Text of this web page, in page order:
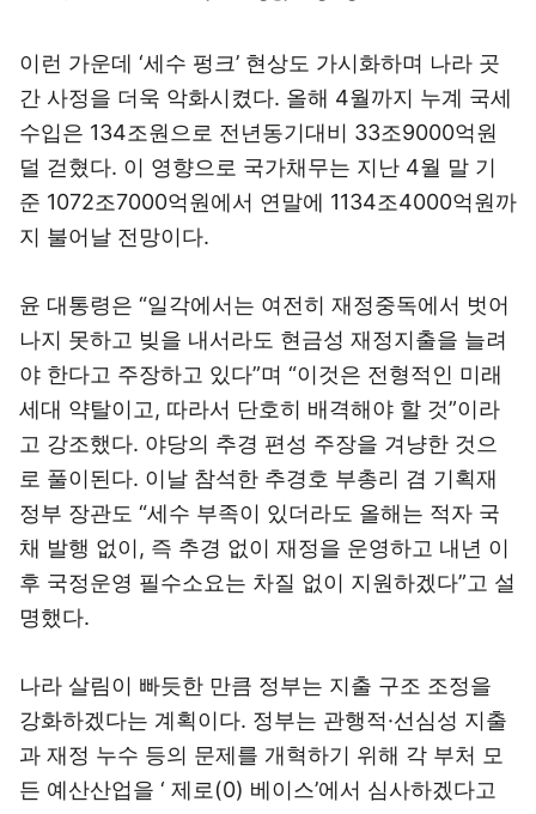
이런 가운데 ‘세수 펑크’ 현상도 가시화하며 나라 곳
간 사정을 더욱 악화시켰다. 올해 4월까지 누계 국세
수입은 134조원으로 전년동기대비 33조9000억원
덜 걷혔다. 이 영향으로 국가채무는 지난 4월 말 기
준 1072조7000억원에서 연말에 1134조4000억원까
지 불어날 전망이다.
윤 대통령은 “일각에서는 여전히 재정중독에서 벗어
나지 못하고 빚을 내서라도 현금성 재정지출을 늘려
야 한다고 주장하고 있다”며 “이것은 전형적인 미래
세대 약탈이고, 따라서 단호히 배격해야 할 것”이라
고 강조했다. 야당의 추경 편성 주장을 겨냥한 것으
로 풀이된다. 이날 참석한 추경호 부총리 겸 기획재
정부 장관도 “세수 부족이 있더라도 올해는 적자 국
채 발행 없이, 즉 추경 없이 재정을 운영하고 내년 이
후 국정운영 필수소요는 차질 없이 지원하겠다”고 설
명했다.
나라 살림이 빠듯한 만큼 정부는 지출 구조 조정을
강화하겠다는 계획이다. 정부는 관행적·선심성 지출
과 재정 누수 등의 문제를 개혁하기 위해 각 부처 모
든 예산산업을 ‘ 제로(0) 베이스’에서 심사하겠다고